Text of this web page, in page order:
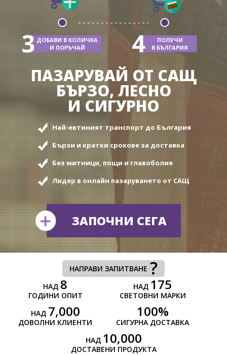
ДОБАВИ В КОЛИЧКА
И ПОРЪЧАЙ
ПОЛУЧИ
В БЪЛГАРИЯ
ПАЗАРУВАЙ OT САЩ
БЪРЗО, ЛЕСНО
И СИГУРНО
Най-евтиният транспорт до България
Бързи и кратки срокове за доставка
Без митници, пощи и главоболия
Лидер в онлайн пазаруването от САЩ
ЗАПОЧНИ СЕГА
НАПРАВИ ЗАПИТВАНЕ
НАД 8
ГОДИНИ ОПИТ
НАД 175
СВЕТОВНИ МАРКИ
НАД 7,000
ДОВОЛНИ КЛИЕНТИ
100%
СИГУРНА ДОСТАВКА
НАД 10,000
ДОСТАВЕНИ ПРОДУКТА